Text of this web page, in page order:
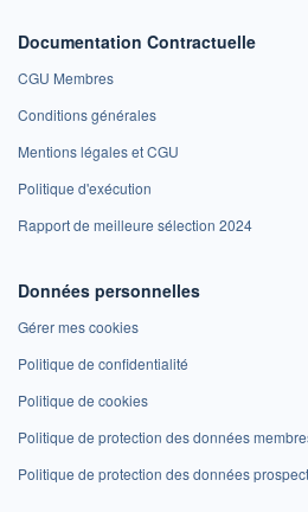
Documentation Contractuelle
CGU Membres
Conditions générales
Mentions légales et CGU
Politique d'exécution
Rapport de meilleure sélection 2024
Données personnelles
Gérer mes cookies
Politique de confidentialité
Politique de cookies
Politique de protection des données
Politique de protection des données